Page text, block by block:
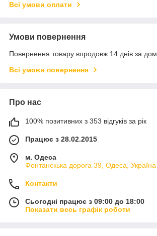
Всі умови оплати
Умови повернення
Повернення товару впродовж 14 днів за
Всі умови повернення
Про нас
100% позитивних з 353 відгуків за рік
Працює з 28.02.2015
м. Одеса
Фонтанскька дорога 39, Одеса, Україна
Контакти
Сьогодні працює з 09:00 до 18:00
Показати весь графік роботи